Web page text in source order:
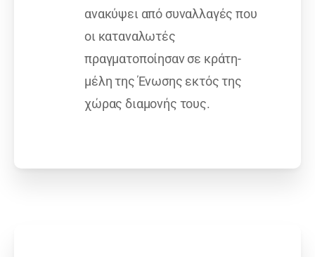
ανακύψει από συναλλαγές που
οι καταναλωτές
πραγματοποίησαν σε κράτη-
μέλη της Ένωσης εκτός της
χώρας διαμονής τους.